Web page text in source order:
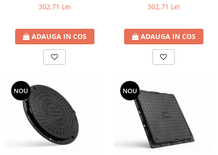
302,71 Lei
ADAUGA IN COS
302,71 Lei
ADAUGA IN COS
NOU NOU